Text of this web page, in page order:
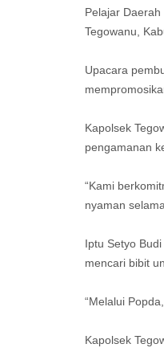
Pelajar
Tegowanu,
Upacara
Kapolsek
pengamanan
“Kami
nyaman
Iptu Setyo
mencari bibit
“Melalui
Kapolsek